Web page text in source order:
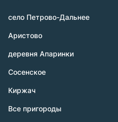
село Петрово-Дальнее
Аристово
деревня Апаринки
Сосенское
Киржач
Все пригороды